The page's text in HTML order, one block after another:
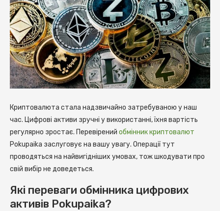
Криптовалюта стала надзвичайно затребуваною у наш
час. Цифрові активи зручні у використанні, їхня вартість
регулярно зростає. Перевірений обмінник криптовалют
Pokupaika заслуговує на вашу увагу. Операції тут
проводяться на найвигідніших умовах, тож шкодувати про
свій вибір не доведеться.
Які переваги обмінника цифрових
активів Pokupaika?